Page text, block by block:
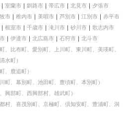
室蘭市 釧路市 帯広市 北見市
夕張市
市 稚内市 美唄市 芦別市 江別市
赤平市
根室市 千歳市 滝川市 砂川市
歌志内市
伊達市 北広島市 石狩市
北斗市
、比布町、愛別町、上川町、東川町、美瑛町、
水町）
、鹿追町）
町、幕別町、池田町、豊頃町、本別町）
興部町、西興部村、雄武町）
村、喜茂別町、京極町、倶知安町、豊浦町、洞